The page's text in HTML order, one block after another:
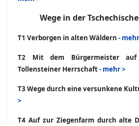
Wege in der
T1 Verborgen in alten Wäldern -
T2 Mit dem Bürgermeister
Tollensteiner Herrschaft- mehr >
T3 Wege durch eine versunkene
>
T4 Auf zur Ziegenfarm durch alte